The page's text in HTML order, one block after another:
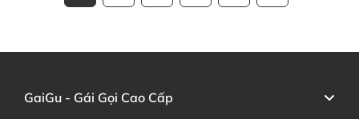
GaiGu - Gái Gọi Cao Cấp